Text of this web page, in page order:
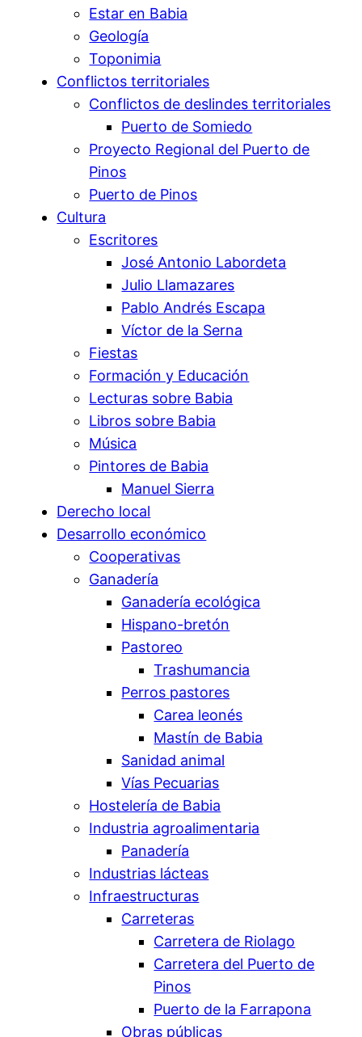
Estar en Babia
Geología
Toponimia
Conflictos territoriales
Conflictos de deslindes territoriales
Puerto de Somiedo
Proyecto Regional del Puerto de
Pinos
Puerto de Pinos
Cultura
Escritores
José Antonio Labordeta
Julio Llamazares
Pablo Andrés Escapa
Víctor de la Serna
Fiestas
Formación y Educación
Lecturas sobre Babia
Libros sobre Babia
Música
Pintores de Babia
Manuel Sierra
Derecho local
Desarrollo económico
Cooperativas
Ganadería
Ganadería ecológica
Hispano-bretón
Pastoreo
Trashumancia
Perros pastores
Carea leonés
Mastín de Babia
Sanidad animal
Vías Pecuarias
Hostelería de Babia
Industria agroalimentaria
Panadería
Industrias lácteas
Infraestructuras
Carreteras
Carretera de Riolago
Carretera del Puerto de
Pinos
Puerto de la Farrapona
Obras públicas